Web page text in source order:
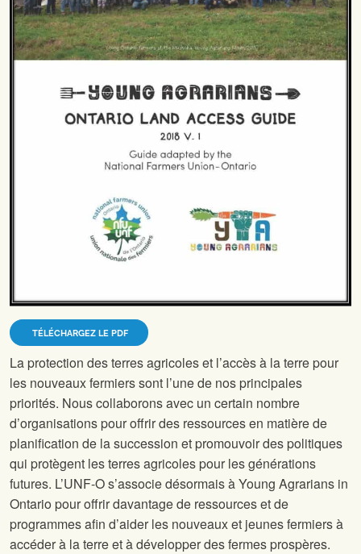
TÉLÉCHARGEZ LE PDF
La protection des terres agricoles et l’accès à la terre pour
les nouveaux fermiers sont l’une de nos principales
priorités. Nous collaborons avec un certain nombre
d’organisations pour offrir des ressources en matière de
planification de la succession et promouvoir des politiques
qui protègent les terres agricoles pour les générations
futures. L’UNF-O s’associe désormais à Young Agrarians in
Ontario pour offrir davantage de ressources et de
programmes afin d’aider les nouveaux et jeunes fermiers à
accéder à la terre et à développer des fermes prospères.